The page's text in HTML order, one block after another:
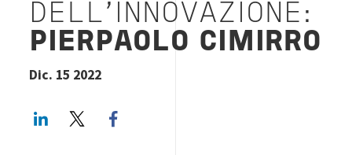
DELL'INNOVAZIONE:
PIERPAOLO CIMIRRO
Dic. 15 2022
LinkedInTwitter